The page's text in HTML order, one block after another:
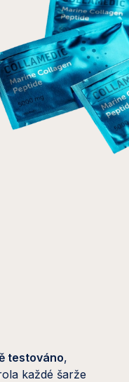
testováno,
každé šarže